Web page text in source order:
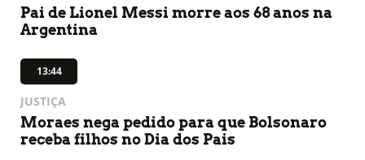
Pai de Lionel Messi morre aos 68 anos na
Argentina
13:44
JUSTIÇA
Moraes nega pedido para que Bolsonaro
receba filhos no Dia dos Pais